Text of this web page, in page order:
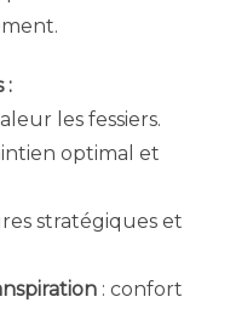
:
les fessiers.
optimal et
stratégiques et
: confort